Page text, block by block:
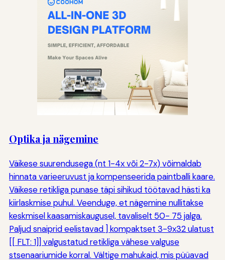
Optika ja nägemine
Väikese suurendusega (nt 1-4x või 2-7x) võimaldab
hinnata varieeruvust ja kompenseerida paintballi kaare.
Väikese retikliga punase täpi sihikud töötavad hästi ka
kiirlaskmise puhul. Veenduge, et nägemine nullitakse
keskmisel kaasamiskaugusel, tavaliselt 50- 75 jalga.
Paljud snaiprid eelistavad ] kompaktset 3-9x32 ulatust
[[ FLT: 1]] valgustatud retikliga vähese valguse
stsenaariumide korral. Vältige mahukaid, mis püüavad